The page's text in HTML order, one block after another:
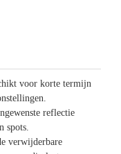
voor korte termijn
reflectie
spots.
verwijderbare